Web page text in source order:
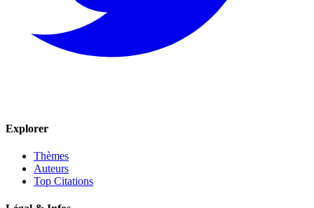
Explorer
Thèmes
Auteurs
Top Citations